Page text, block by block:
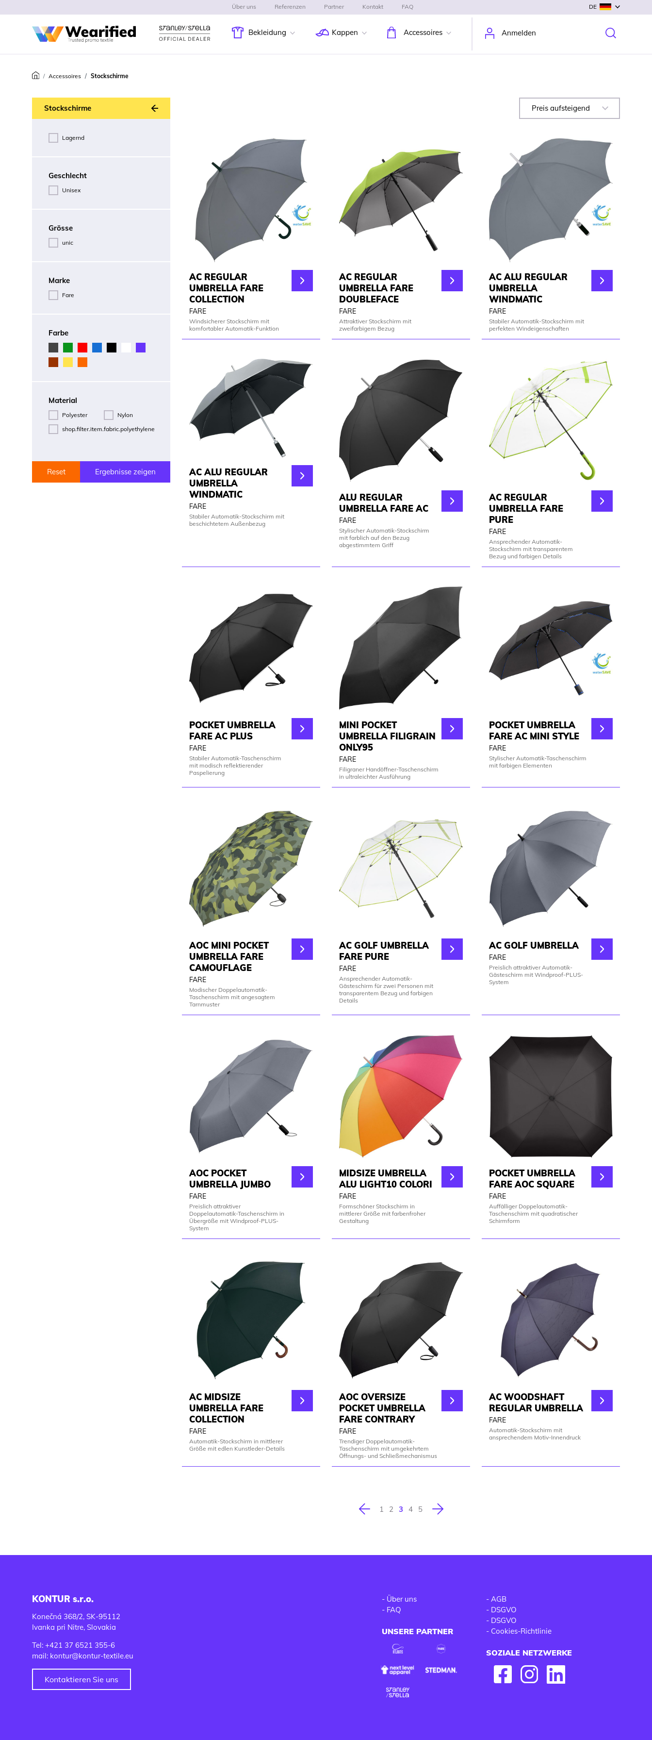
Bekleidung Kappen Accessoires Anmelden
Über uns Referenzen Partner Kontakt FAQ DE
Accessoires Stockschirme
Stockschirme Zurück
Lagernd
Geschlecht
Unisex
Grösse
unic
Marke
Fare
Farbe
Material
Polyester
Nylon
shop.filter.item.fabric.polyethylene
Reset Ergebnisse zeigen
Preis aufsteigend
AC REGULAR
UMBRELLA FARE
COLLECTION
FARE
Windsicherer Stockschirm mit
komfortabler Automatik-Funktion
AC REGULAR
UMBRELLA FARE
DOUBLEFACE
FARE
Attraktiver Stockschirm mit
zweifarbigem Bezug
AC ALU REGULAR
UMBRELLA
WINDMATIC
FARE
Stabiler Automatik-Stockschirm mit
perfekten Windeigenschaften
AC ALU REGULAR
UMBRELLA
WINDMATIC
FARE
Stabiler Automatik-Stockschirm mit
beschichtetem Außenbezug
ALU REGULAR
UMBRELLA FARE AC
FARE
Stylischer Automatik-Stockschirm
mit farblich auf den Bezug
abgestimmtem Griff
AC REGULAR
UMBRELLA FARE
PURE
FARE
Ansprechender Automatik-
Stockschirm mit transparentem
Bezug und farbigen Details
POCKET UMBRELLA
FARE AC PLUS
FARE
Stabiler Automatik-Taschenschirm
mit modisch reflektierender
Paspelierung
MINI POCKET
UMBRELLA FILIGRAIN
ONLY95
FARE
Filigraner Handöffner-Taschenschirm
in ultraleichter Ausführung
POCKET UMBRELLA
FARE AC MINI STYLE
FARE
Stylischer Automatik-Taschenschirm
mit farbigen Elementen
AOC MINI POCKET
UMBRELLA FARE
CAMOUFLAGE
FARE
Modischer Doppelautomatik-
Taschenschirm mit angesagtem
Tarnmuster
AC GOLF UMBRELLA
FARE PURE
FARE
Ansprechender Automatik-
Gästeschirm für zwei Personen mit
transparentem Bezug und farbigen
Details
AC GOLF UMBRELLA
FARE
Preislich attraktiver Automatik-
Gästeschirm mit Windproof-PLUS-
System
AOC POCKET
UMBRELLA JUMBO
FARE
Preislich attraktiver
Doppelautomatik-Taschenschirm in
Übergröße mit Windproof-PLUS-
System
MIDSIZE UMBRELLA
ALU LIGHT10 COLORI
FARE
Formschöner Stockschirm in
mittlerer Größe mit farbenfroher
Gestaltung
POCKET UMBRELLA
FARE AOC SQUARE
FARE
Auffälliger Doppelautomatik-
Taschenschirm mit quadratischer
Schirmform
AC MIDSIZE
UMBRELLA FARE
COLLECTION
FARE
Automatik-Stockschirm in mittlerer
Größe mit edlen Kunstleder-Details
AOC OVERSIZE
POCKET UMBRELLA
FARE CONTRARY
FARE
Trendiger Doppelautomatik-
Taschenschirm mit umgekehrtem
Öffnungs- und Schließmechanismus
AC WOODSHAFT
REGULAR UMBRELLA
FARE
Automatik-Stockschirm mit
ansprechendem Motiv-Innendruck
Vorherige Nächste
1 2 3 4 5
KONTUR s.r.o.
Konečná 368/2, SK-95112
Ivanka pri Nitre, Slovakia
Tel: +421 37 6521 355-6
mail: kontur@kontur-textile.eu
Kontaktieren Sie uns
- Über uns
- FAQ
UNSERE PARTNER
- AGB
- DSGVO
- DSGVO
- Cookies-Richtlinie
SOZIALE NETZWERKE